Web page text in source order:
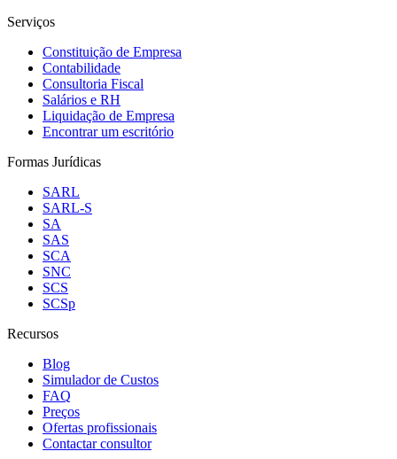
Serviços
Constituição de Empresa
Contabilidade
Consultoria Fiscal
Salários e RH
Liquidação de Empresa
Encontrar um escritório
Formas Jurídicas
SARL
SARL-S
SA
SAS
SCA
SNC
SCS
SCSp
Recursos
Blog
Simulador de Custos
FAQ
Preços
Ofertas profissionais
Contactar consultor